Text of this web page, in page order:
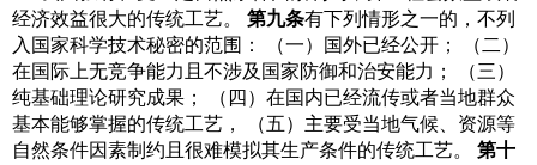
经济效益很大的传统工艺。 第九条有下列情形之一的，不列
入国家科学技术秘密的范围：
（一）国外已经公开；
（二）
在国际上无竞争能力且不涉及国家防御和治安能力；
（三）
纯基础理论研究成果；
（四）在国内已经流传或者当地群众
基本能够掌握的传统工艺，
（五）主要受当地气候、资源等
自然条件因素制约且很难模拟其生产条件的传统工艺。 第十